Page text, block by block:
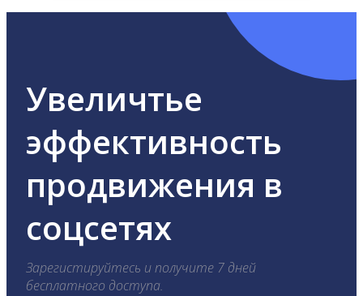
Увеличтье
эффективность
продвижения в
соцсетях
Зарегистируйтесь и получите 7 дней
бесплатного доступа.